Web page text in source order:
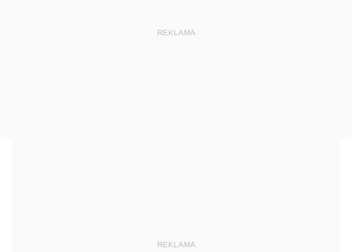
REKLAMA
REKLAMA